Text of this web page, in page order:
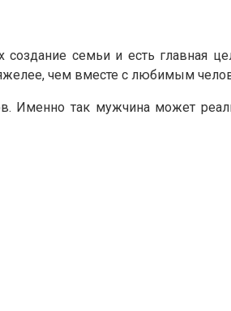
семьи и есть главная
чем вместе с любимым
Именно так мужчина может